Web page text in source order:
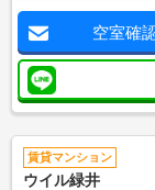
空室確
賃貸マンション
ウイル緑井